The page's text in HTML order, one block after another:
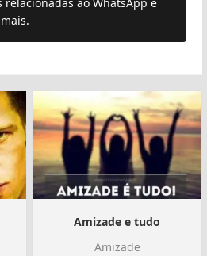
Amizade e tudo
Amizade